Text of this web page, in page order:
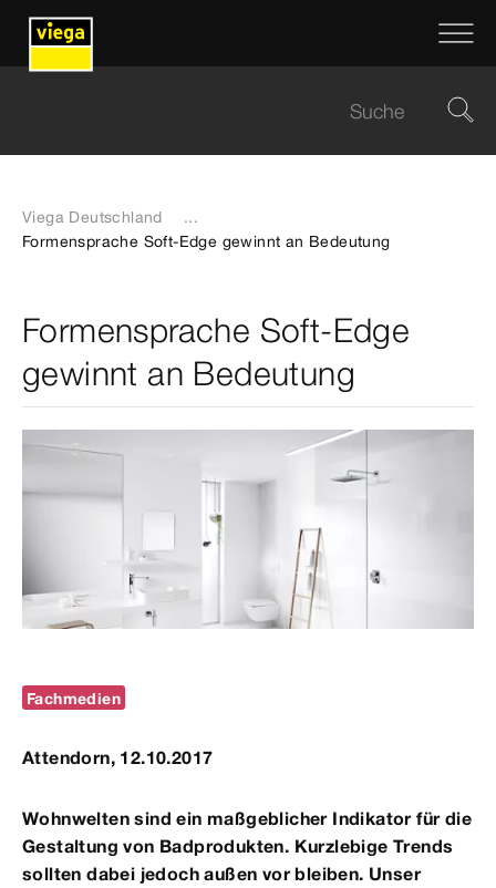
Viega Deutschland
...
Formensprache Soft-Edge gewinnt an Bedeutung
Formensprache Soft-Edge
gewinnt an Bedeutung
Fachmedien
Attendorn, 12.10.2017
Wohnwelten sind ein maßgeblicher Indikator für die
Gestaltung von Badprodukten. Kurzlebige Trends
sollten dabei jedoch außen vor bleiben. Unser